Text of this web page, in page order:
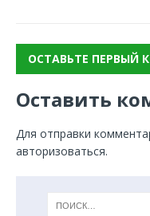
ОСТАВЬТЕ ПЕРВЫЙ
Оставить
Для отправки
авторизоваться.